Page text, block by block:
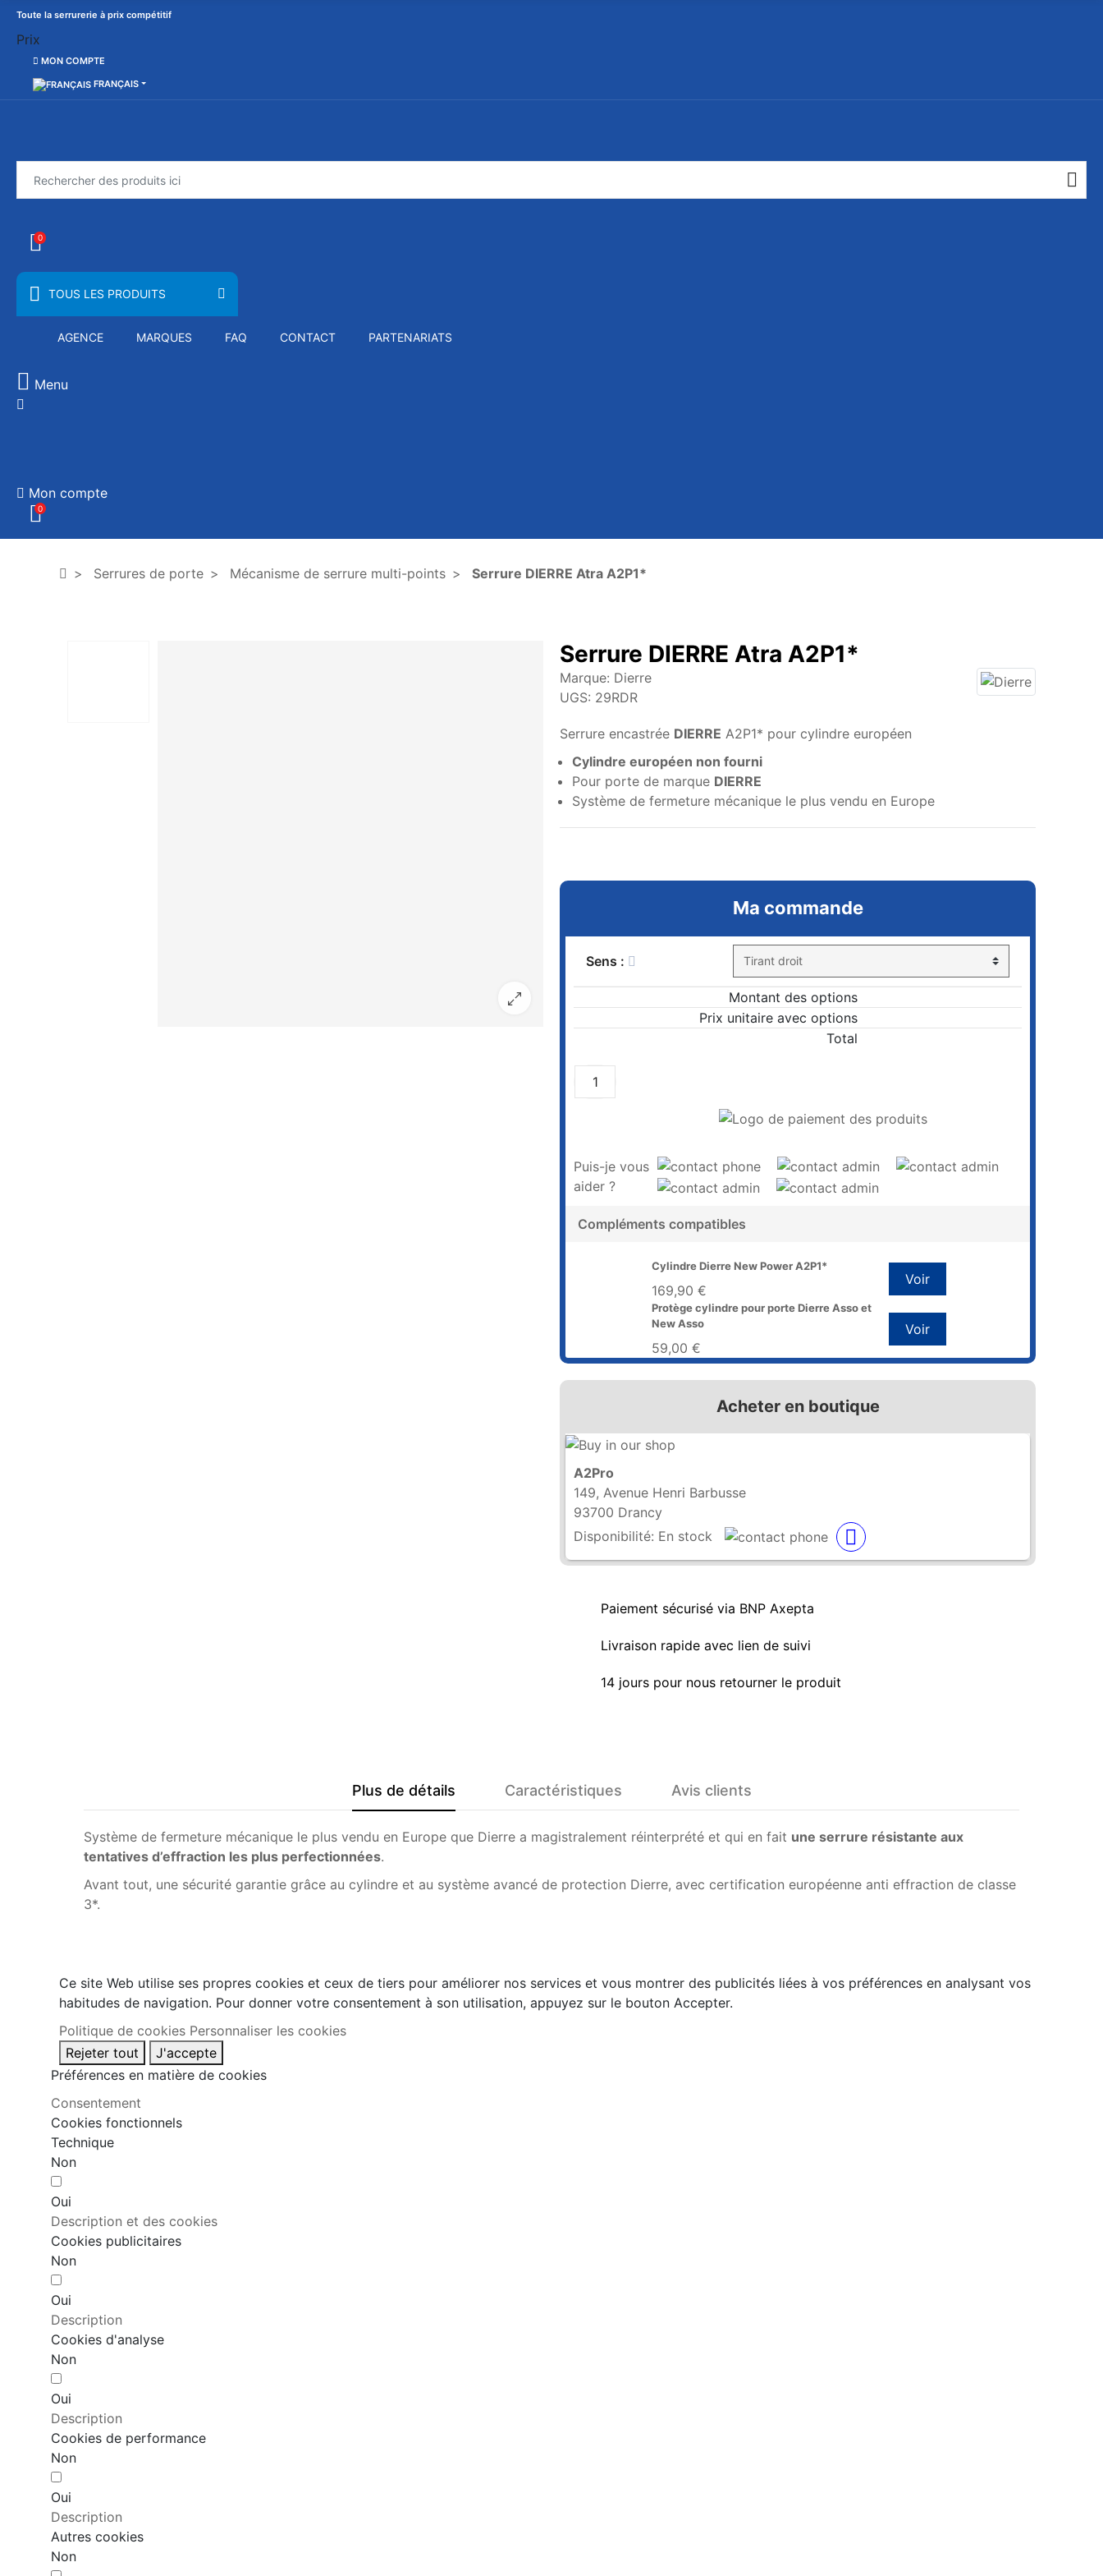
Toute la serrurerie à prix compétitif
Prix
MON COMPTE
FRANÇAIS
0
TOUS LES PRODUITS
AGENCE MARQUES FAQ CONTACT PARTENARIATS
Menu
Mon compte
0
Serrures de porte Mécanisme de serrure multi-points Serrure DIERRE Atra A2P1*
Serrure DIERRE Atra A2P1*
Marque: Dierre
UGS: 29RDR
Serrure encastrée DIERRE A2P1* pour cylindre européen
Cylindre européen non fourni
Pour porte de marque DIERRE
Système de fermeture mécanique le plus vendu en Europe
Ma commande
Sens :
Montant des options
Prix unitaire avec options
Total
Puis-je vous
aider ?
Compléments compatibles
Cylindre Dierre New Power A2P1*
169,90 €
Voir
Protège cylindre pour porte Dierre Asso et
New Asso
59,00 €
Voir
Acheter en boutique
A2Pro
149, Avenue Henri Barbusse
93700 Drancy
Disponibilité: En stock
Paiement sécurisé via BNP Axepta
Livraison rapide avec lien de suivi
14 jours pour nous retourner le produit
Plus de détails Caractéristiques Avis clients
Système de fermeture mécanique le plus vendu en Europe que Dierre a magistralement réinterprété et qui en fait une serrure résistante aux
tentatives d’effraction les plus perfectionnées.
Avant tout, une sécurité garantie grâce au cylindre et au système avancé de protection Dierre, avec certification européenne anti effraction de classe
3*.
Ce site Web utilise ses propres cookies et ceux de tiers pour améliorer nos services et vous montrer des publicités liées à vos préférences en analysant vos
habitudes de navigation. Pour donner votre consentement à son utilisation, appuyez sur le bouton Accepter.
Politique de cookies Personnaliser les cookies
Rejeter tout
J'accepte
Préférences en matière de cookies
Consentement
Cookies fonctionnels
Technique
Non
Oui
Description et des cookies
Cookies publicitaires
Non
Oui
Description
Cookies d'analyse
Non
Oui
Description
Cookies de performance
Non
Oui
Description
Autres cookies
Non